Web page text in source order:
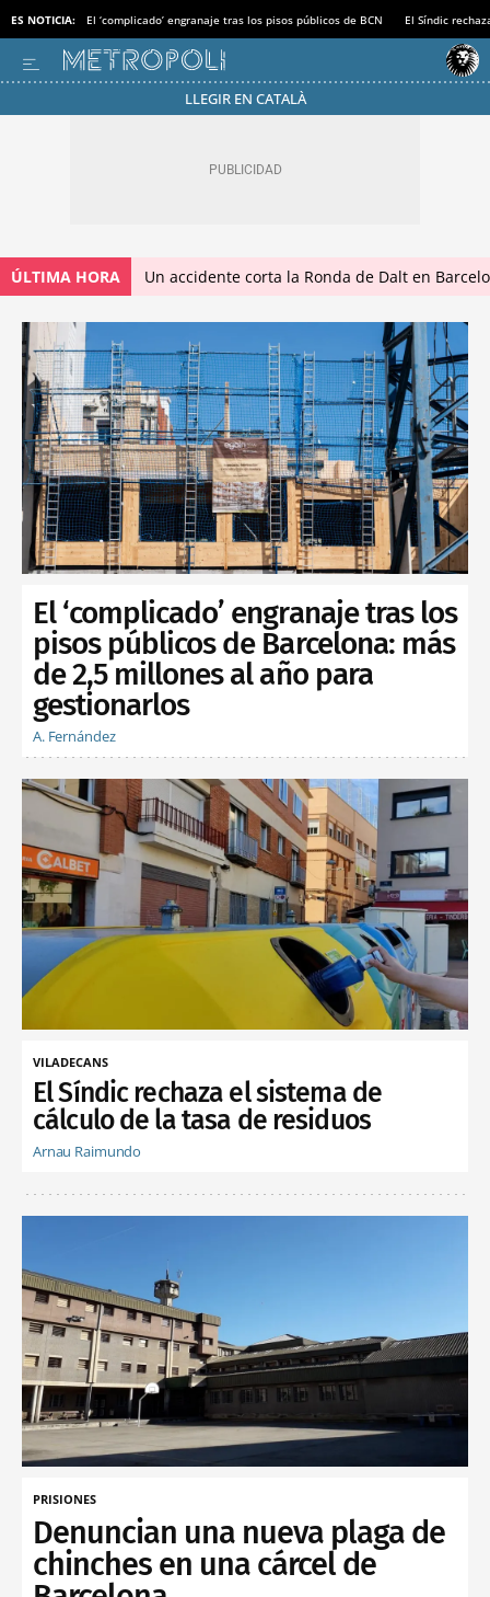
ES NOTICIA: El ‘complicado’ engranaje tras los pisos públicos de BCN El Síndic
LLEGIR EN CATALÀ
ÚLTIMA HORA Un accidente corta la Ronda de Dalt en
El ‘complicado’ engranaje tras los
pisos públicos de Barcelona: más
de 2,5 millones al año para
gestionarlos
A. Fernández
VILADECANS
El Síndic rechaza el sistema de
cálculo de la tasa de residuos
Arnau Raimundo
PRISIONES
Denuncian una nueva plaga de
chinches en una cárcel de